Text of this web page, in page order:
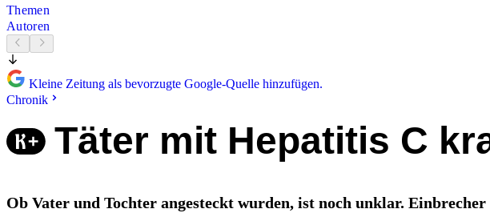
Themen
Autoren
Kleine Zeitung als bevorzugte Google-Quelle hinzufügen.
Chronik
Täter mit Hepatitis C
Ob Vater und Tochter angesteckt wurden, ist noch unklar.